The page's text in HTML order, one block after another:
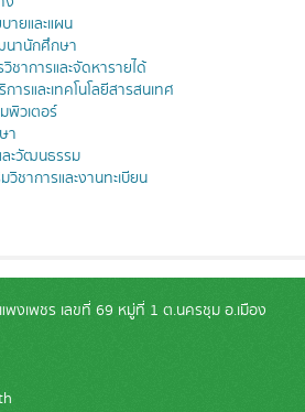
ายและแผน
านักศึกษา
ชาการและจัดหารายได้
ารและเทคโนโลยีสารสนเทศ
พิวเตอร์
า
ะวัฒนธรรม
วิชาการและงานทะเบียน
งเพชร เลขที่ 69 หมู่ที่ 1 ต.นครชุม อ.เมือง